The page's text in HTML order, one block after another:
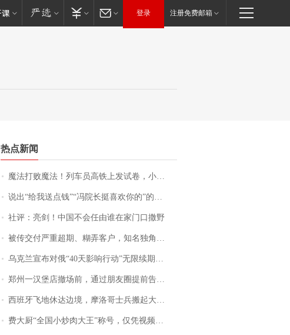
登录 注册免费邮箱
热点新闻
魔法打败魔法！列车员高铁上发试卷，小朋友一秒静音，12306回应：列车员个人行为，不是铁路规定
说出“给我送点钱”“冯院长挺喜欢你的”的执行局局长被停职，被骚扰的当事人还有问题待解决
社评：亮剑！中国不会任由谁在家门口撒野
被传交付严重超期、糊弄客户，知名独角兽车企创始人回应：都没证据，将依法采取措施，“本人长期与美国交管局保持沟通，对方表示肯定”
乌克兰宣布对俄“40天影响行动”无限续期，7月两国对轰数据均创纪录
郑州一汉堡店撤场前，通过朋友圈提前告知逐一退费，有顾客仅剩1元也全被退回，分文不少；顾客：言而有信，让人感动
西班牙飞地休达边境，摩洛哥士兵搬起大石块投向移民引争议，此前一天内数万人从摩洛哥涌入西班牙
费大厨“全国小炒肉大王”称号，仅凭视频评出？中国烹饪协会回应